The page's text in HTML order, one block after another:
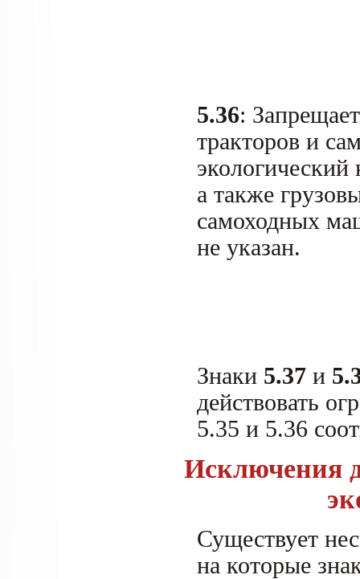
5.36:
тракторов и
а также
самоходных
не указан.
Знаки 5.37 и
действовать
5.35 и 5.36
Исключения
Существует
на которые